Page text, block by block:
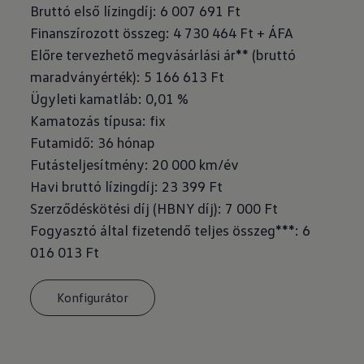
Bruttó első lízingdíj: 6 007 691 Ft
Finanszírozott összeg: 4 730 464 Ft + ÁFA
Előre tervezhető megvásárlási ár** (bruttó
maradványérték): 5 166 613 Ft
Ügyleti kamatláb: 0,01 %
Kamatozás típusa: fix
Futamidő: 36 hónap
Futásteljesítmény: 20 000 km/év
Havi bruttó lízingdíj: 23 399 Ft
Szerződéskötési díj (HBNY díj): 7 000 Ft
Fogyasztó által fizetendő teljes összeg***: 6
016 013 Ft
Konfigurátor